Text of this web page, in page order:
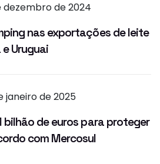
dezembro de 2024
nas exportações de leite
Uruguai
janeiro de 2025
bilhão de euros para proteger
com Mercosul